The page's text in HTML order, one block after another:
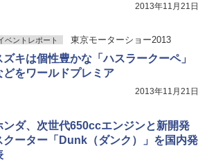
2013年11月21日
ベントレポート 東京モーターショー2013
ズキは個性豊かな「ハスラークーペ」
どをワールドプレミア
2013年11月21日
ンダ、次世代650ccエンジンと新開発
クーター「Dunk（ダンク）」を国内発